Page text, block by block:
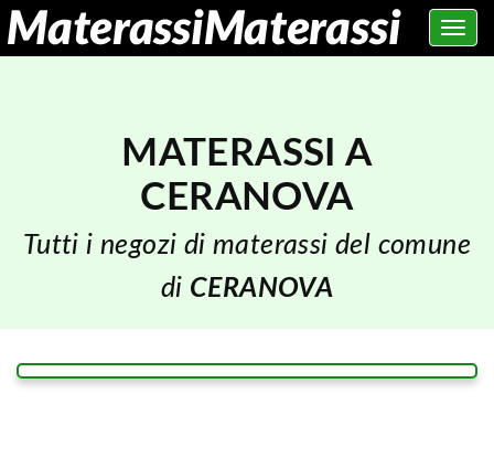
Toggle
MATERASSI A
CERANOVA
Tutti i negozi di materassi del comune
di CERANOVA